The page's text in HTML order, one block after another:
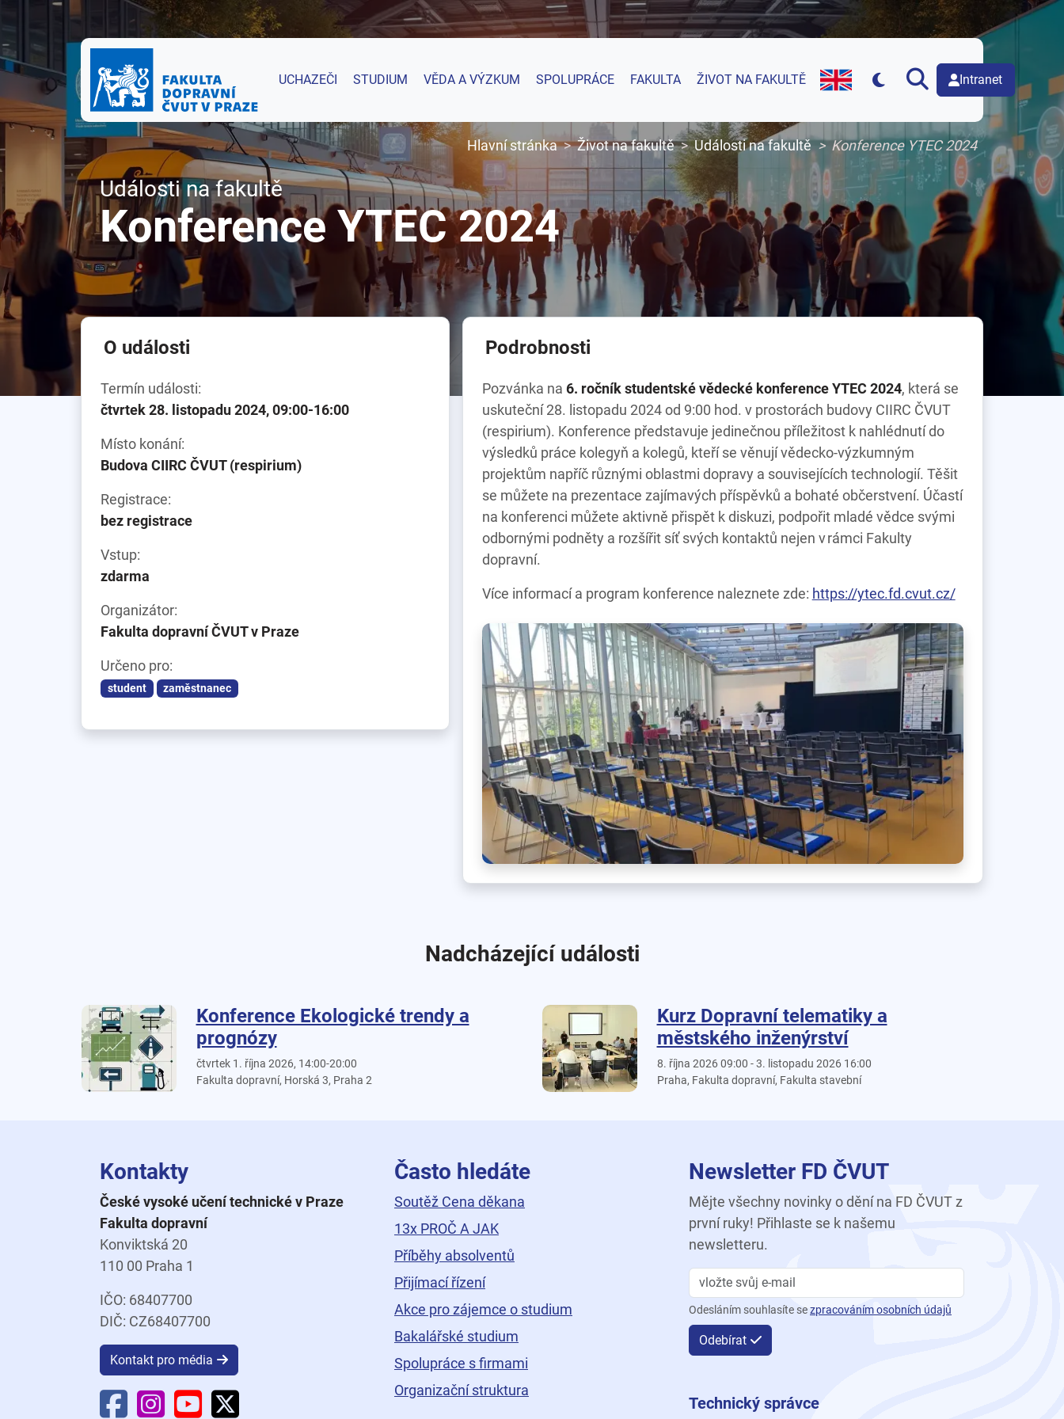
UCHAZEČI STUDIUM VĚDA A VÝZKUM SPOLUPRÁCE FAKULTA ŽIVOT NA FAKULTĚ
English version of web page
Intranet
Hlavní stránka Život na fakultě Události na fakultě Konference YTEC 2024
Události na fakultě
Konference YTEC 2024
O události
Termín události:
čtvrtek 28. listopadu 2024, 09:00-16:00
Místo konání:
Budova CIIRC ČVUT (respirium)
Registrace:
bez registrace
Vstup:
zdarma
Organizátor:
Fakulta dopravní ČVUT v Praze
Určeno pro:
student zaměstnanec
Podrobnosti
Pozvánka na 6. ročník studentské vědecké konference YTEC 2024, která se
uskuteční 28. listopadu 2024 od 9:00 hod. v prostorách budovy CIIRC ČVUT
(respirium). Konference představuje jedinečnou příležitost k nahlédnutí do
výsledků práce kolegyň a kolegů, kteří se věnují vědecko-výzkumným
projektům napříč různými oblastmi dopravy a souvisejících technologií. Těšit
se můžete na prezentace zajímavých příspěvků a bohaté občerstvení. Účastí
na konferenci můžete aktivně přispět k diskuzi, podpořit mladé vědce svými
odbornými podněty a rozšířit síť svých kontaktů nejen v rámci Fakulty
dopravní.
Více informací a program konference naleznete zde: https://ytec.fd.cvut.cz/
Nadcházející události
Konference Ekologické trendy a
prognózy
čtvrtek 1. října 2026, 14:00-20:00
Fakulta dopravní, Horská 3, Praha 2
Kurz Dopravní telematiky a
městského inženýrství
8. října 2026 09:00 - 3. listopadu 2026 16:00
Praha, Fakulta dopravní, Fakulta stavební
Kontakty
České vysoké učení technické v Praze
Fakulta dopravní
Konviktská 20
110 00 Praha 1
IČO: 68407700
DIČ: CZ68407700
Kontakt pro média
Facebook Fakulty dopravní
Instagram Fakulty dopravní
YouTube Fakulty dopravní
X Fakulty dopravní
Často hledáte
Soutěž Cena děkana
13x PROČ A JAK
Příběhy absolventů
Přijímací řízení
Akce pro zájemce o studium
Bakalářské studium
Spolupráce s firmami
Organizační struktura
Newsletter FD ČVUT
Mějte všechny novinky o dění na FD ČVUT z
první ruky! Přihlaste se k našemu
newsletteru.
Odesláním souhlasíte sezpracováním osobních údajů
Odebírat
Technický správce